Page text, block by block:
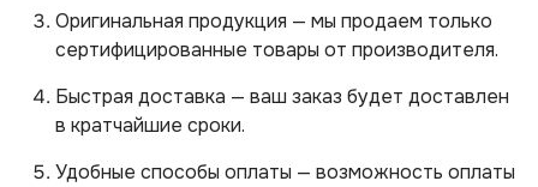
Оригинальная продукция — мы продаем только
сертифицированные товары от производителя.
Быстрая доставка — ваш заказ будет доставлен
в кратчайшие сроки.
Удобные способы оплаты — возможность оплаты